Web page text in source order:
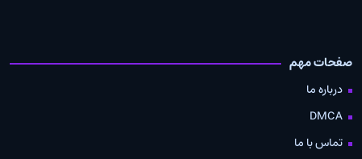
صفحات مهم
درباره ما
DMCA
تماس با ما